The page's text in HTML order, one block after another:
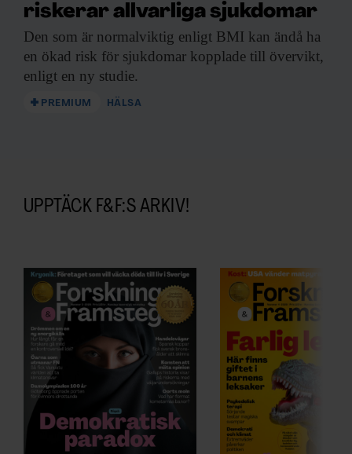
riskerar allvarliga sjukdomar
Den som är normalviktig enligt BMI kan ändå ha
en ökad risk för sjukdomar kopplade till övervikt,
enligt en ny studie.
PREMIUM HÄLSA
UPPTÄCK F&F:S ARKIV!